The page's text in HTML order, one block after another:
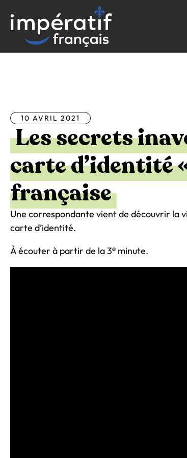
contenu
10 AVRIL 2021
Les secrets
carte d’identité
française
Une correspondante vient de découvrir la
carte d’identité.
À écouter à partir de la 3e minute.